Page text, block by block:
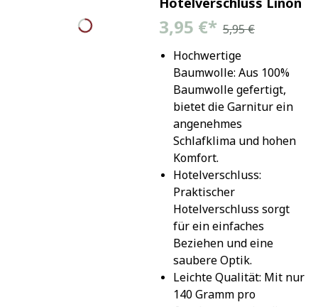
3,95 €* 5,95 €
Hochwertige
Baumwolle: Aus 100%
Baumwolle gefertigt,
bietet die Garnitur ein
angenehmes
Schlafklima und hohen
Komfort.
Hotelverschluss:
Praktischer
Hotelverschluss sorgt
für ein einfaches
Beziehen und eine
saubere Optik.
Leichte Qualität: Mit nur
140 Gramm pro